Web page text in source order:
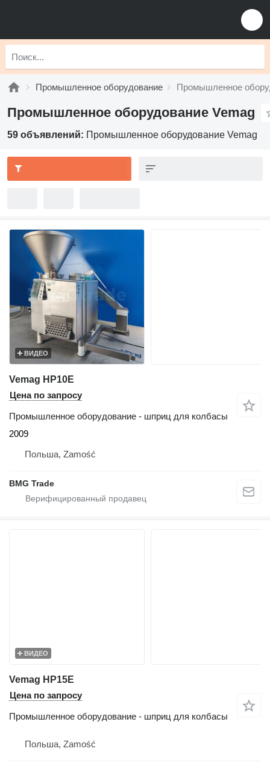
Промышленное оборудование Промышленное
Промышленное оборудование Vemag
59 объявлений: Промышленное оборудование Vemag
ВИДЕО
Vemag HP10E
Цена по запросу
Промышленное оборудование - шприц для колбасы
2009
Польша, Zamość
BMG Trade
ВИДЕО
Vemag HP15E
Цена по запросу
Промышленное оборудование - шприц для колбасы
Польша, Zamość